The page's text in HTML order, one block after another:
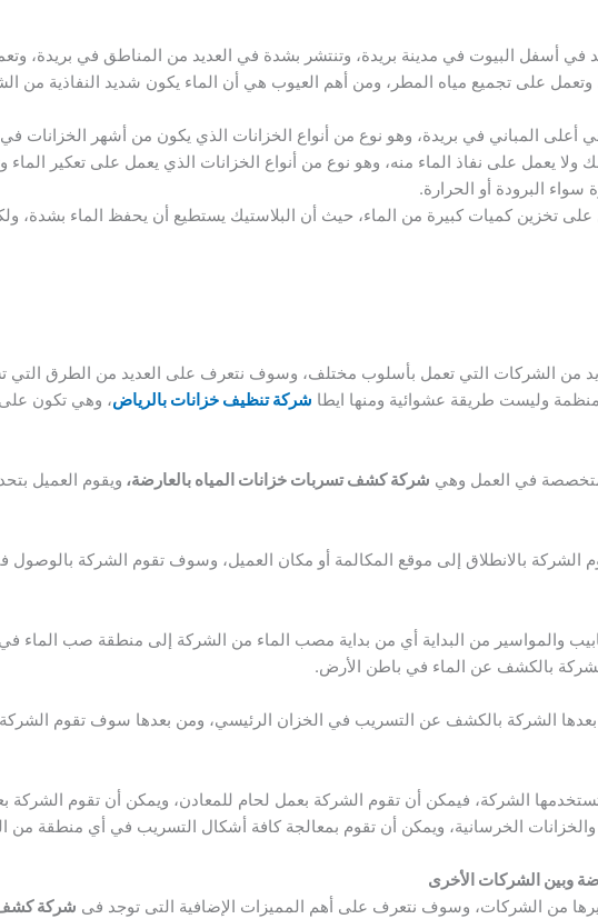
في أسفل البيوت في مدينة بريدة، وتنتشر بشدة في العديد من المناطق في بريدة،
على تجميع مياه المطر، ومن أهم العيوب هي أن الماء يكون شديد النفاذية من
أعلى المباني في بريدة، وهو نوع من أنواع الخزانات الذي يكون من أشهر الخزانات في
ولا يعمل على نفاذ الماء منه، وهو نوع من أنواع الخزانات الذي يعمل على تعكير الماء
سواء البرودة أو الحرارة.
على تخزين كميات كبيرة من الماء، حيث أن البلاستيك يستطيع أن يحفظ الماء بشدة،
من الشركات التي تعمل بأسلوب مختلف، وسوف نتعرف على العديد من الطرق التي
وليست طريقة عشوائية ومنها ايطا شركة تنظيف خزانات بالرياض، وهي تكون على
في العمل وهي شركة كشف تسربات خزانات المياه بالعارضة، ويقوم العميل
بالانطلاق إلى موقع المكالمة أو مكان العميل، وسوف تقوم الشركة
والمواسير من البداية أي من بداية مصب الماء من الشركة إلى منطقة صب الماء في
بالكشف عن الماء في باطن الأرض.
الشركة بالكشف عن التسريب في الخزان الرئيسي، ومن بعدها سوف تقوم الشركة
الشركة، فيمكن أن تقوم الشركة بعمل لحام للمعادن، ويمكن أن تقوم الشركة
الخرسانية، ويمكن أن تقوم بمعالجة كافة أشكال التسريب في أي منطقة من
وبين الشركات الأخرى
من الشركات، وسوف نتعرف على أهم المميزات الإضافية التى توجد فى شركة